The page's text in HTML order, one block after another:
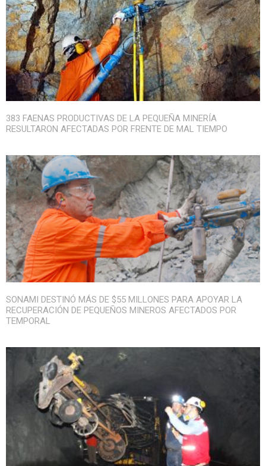
383 FAENAS PRODUCTIVAS DE LA PEQUEÑA MINERÍA
RESULTARON AFECTADAS POR FRENTE DE MAL TIEMPO
SONAMI DESTINÓ MÁS DE $55 MILLONES PARA APOYAR LA
RECUPERACIÓN DE PEQUEÑOS MINEROS AFECTADOS POR
TEMPORAL